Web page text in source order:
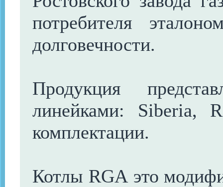
потребителя
долговечности.
Продукция
линейками: Siberia,
комплектации.
Котлы RGA это